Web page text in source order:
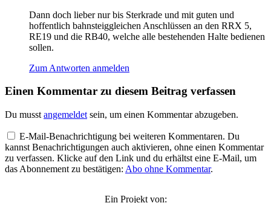
Dann doch lieber nur bis Sterkrade und mit guten und
hoffentlich bahnsteiggleichen Anschlüssen an den RRX 5,
RE19 und die RB40, welche alle bestehenden Halte bedienen
sollen.
Zum Antworten anmelden
Einen Kommentar zu diesem Beitrag verfassen
Du musst angemeldet sein, um einen Kommentar abzugeben.
E-Mail-Benachrichtigung bei weiteren Kommentaren. Du
kannst Benachrichtigungen auch aktivieren, ohne einen Kommentar
zu verfassen. Klicke auf den Link und du erhältst eine E-Mail, um
das Abonnement zu bestätigen: Abo ohne Kommentar.
Ein Projekt von: